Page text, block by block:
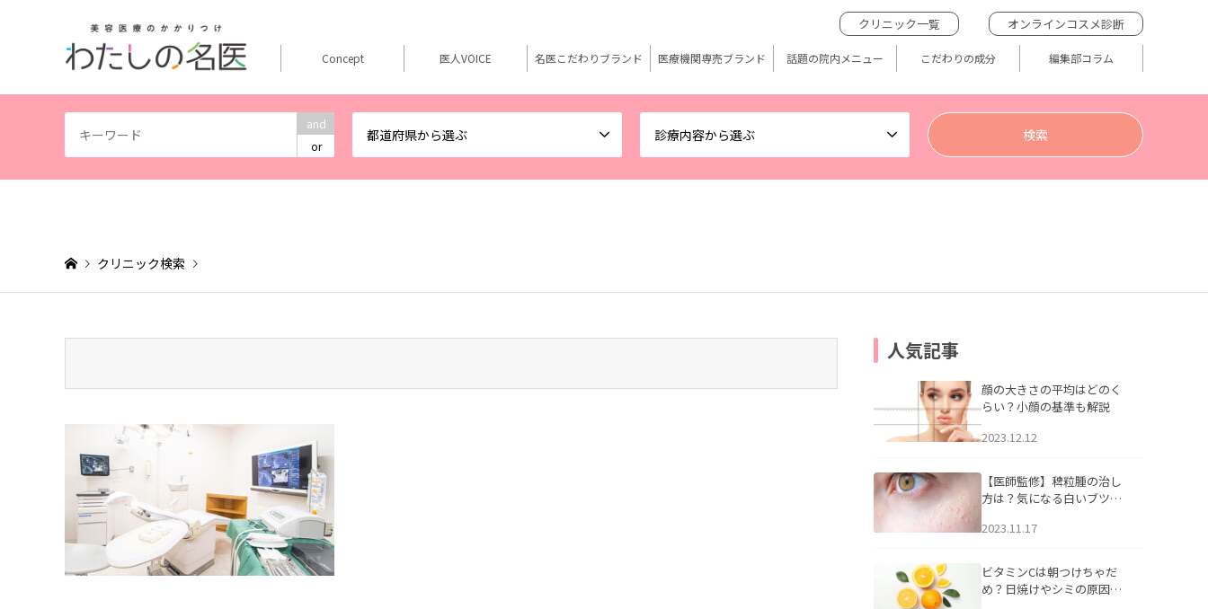
and
or
都道府県から選ぶ 診療内容から選ぶ
クリニック一覧 オンラインコスメ診断
Concept 医人VOICE 名医こだわりブランド 医療機関専売ブランド 話題の院内メニュー こだわりの成分 編集部コラム
クリニック検索
人気記事
顔の大きさの平均はどのく
らい？小顔の基準も解説
2023.12.12
【医師監修】稗粒腫の治し
方は？気になる白いブツブ
アについて
2023.11.17
ビタミンCは朝つけちゃだ
め？日焼けやシミの原因に